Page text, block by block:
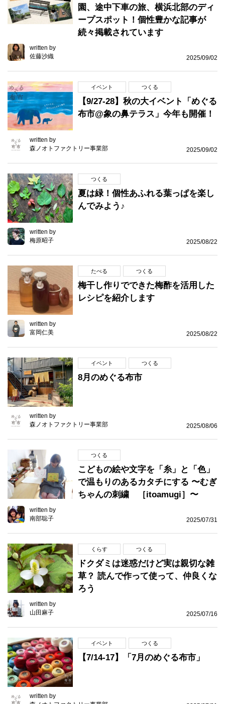
園、途中下車の旅、横浜北部のディ
ープスポット！個性豊かな記事が
続々掲載されています
written by
佐藤沙織
2025/09/02
イベント つくる
【9/27-28】秋の大イベント「めぐる
布市@象の鼻テラス」今年も開催！
written by
森ノオトファクトリー事業部
2025/09/02
つくる
夏は緑！個性あふれる葉っぱを楽し
んでみよう♪
written by
梅原昭子
2025/08/22
たべる つくる
梅干し作りでできた梅酢を活用した
レシピを紹介します
written by
富岡仁美
2025/08/22
イベント つくる
8月のめぐる布市
written by
森ノオトファクトリー事業部
2025/08/06
つくる
こどもの絵や文字を「糸」と「色」
で温もりのあるカタチにする 〜むぎ
ちゃんの刺繍 ［itoamugi］〜
written by
南部聡子
2025/07/31
くらす つくる
ドクダミは迷惑だけど実は親切な雑
草？ 読んで作って使って、仲良くな
ろう
written by
山田麻子
2025/07/16
イベント つくる
【7/14-17】「7月のめぐる布市」
written by